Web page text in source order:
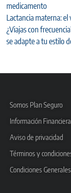
medicamento
Lactancia materna:
¿Viajas con
se adapte a tu estilo
Somos Plan Seguro
Información Financiera
Aviso de privacidad
Términos y
Condiciones